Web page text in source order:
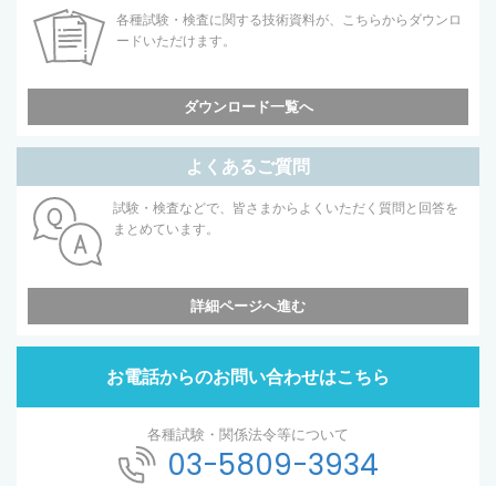
各種試験・検査に関する技術資料が、こちらからダウンロ
ードいただけます。
ダウンロード一覧へ
よくあるご質問
試験・検査などで、皆さまからよくいただく質問と回答を
まとめています。
詳細ページへ進む
お電話からのお問い合わせはこちら
各種試験・関係法令等について
03-5809-3934